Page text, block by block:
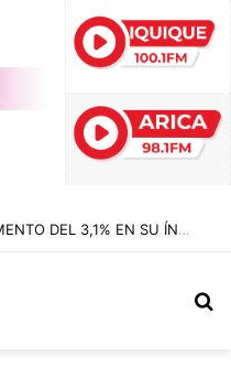
TARAPACÁ REGISTRA UN AUMENTO DEL 3,1% EN SU ÍNDICE DE PRODUCCIÓN MINERA